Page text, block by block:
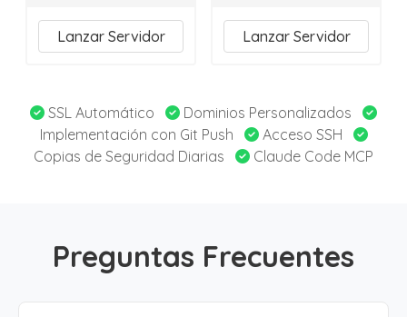
Lanzar Servidor Lanzar Servidor
SSL Automático
Dominios Personalizados
Implementación con Git Push
Acceso SSH
Copias de Seguridad Diarias
Claude Code MCP
Preguntas Frecuentes